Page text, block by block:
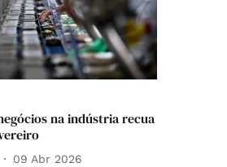
na indústria recua
09 Abr 2026